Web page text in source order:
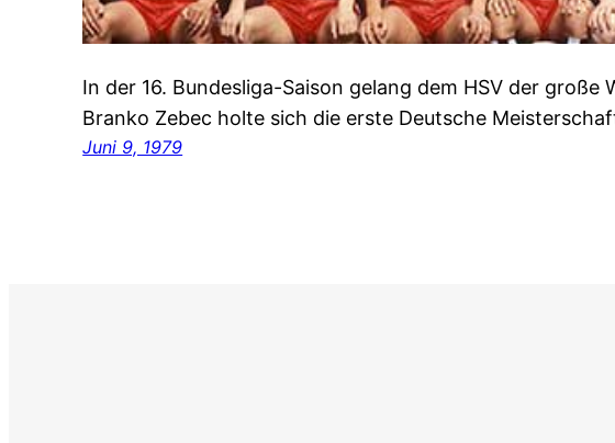
In der 16. Bundesliga-Saison gelang dem HSV der große
Branko Zebec holte sich die erste Deutsche
Juni 9, 1979